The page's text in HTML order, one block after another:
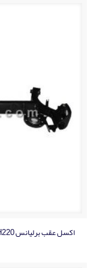
اکسل عقب برلیانس Brilliance H220